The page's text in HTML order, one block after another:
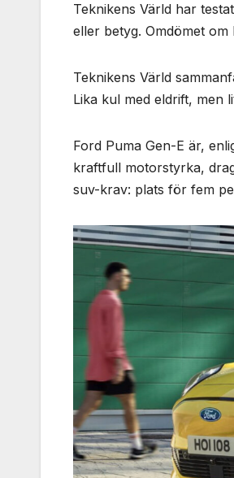
Teknikens Värld har
eller betyg. Omdömet
Teknikens Värld
Lika kul med eldrift, men
Ford Puma Gen-E är,
kraftfull motorstyrka,
suv-krav: plats för fem